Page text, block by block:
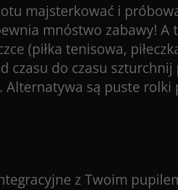
majsterkować i
mnóstwo zabawy! A
(piłka tenisowa,
czasu do czasu
Alternatywa są puste
z Twoim